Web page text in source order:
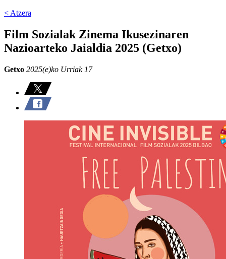
< Atzera
Film Sozialak Zinema Ikusezinaren
Nazioarteko Jaialdia 2025 (Getxo)
Getxo 2025(e)ko Urriak 17